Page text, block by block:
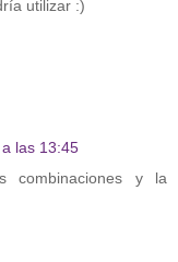
utilizar :)
las 13:45
combinaciones y la